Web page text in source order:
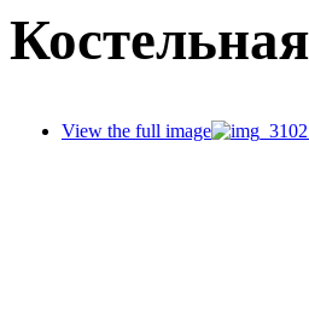
View the full image